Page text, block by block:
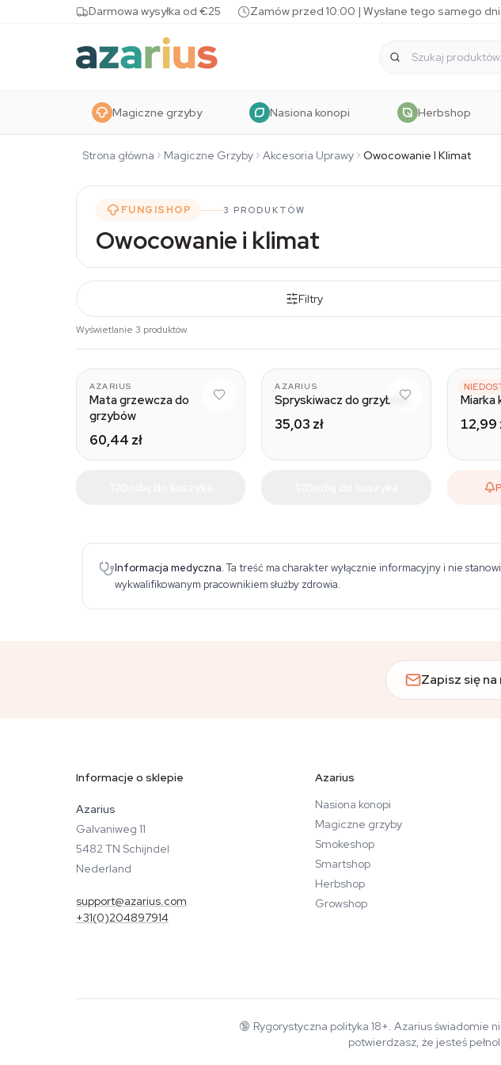
Skip to contentDarmowa wysyłka od €25 Zamów przed 10:00 | Wysłane tego samego
Magiczne grzyby Nasiona konopi Herbshop
Strona główna Magiczne Grzyby Akcesoria Uprawy Owocowanie I Klimat
FUNGISHOP 3 PRODUKTÓW
Owocowanie i klimat
Filtry
Wyświetlanie 3 produktów
AZARIUS
Mata grzewcza do
grzybów
60,44 zł
AZARIUS
Spryskiwacz do grzybów
35,03 zł
Miarka
12,99
Informacja medyczna. Ta treść ma charakter wyłącznie informacyjny i nie
wykwalifikowanym pracownikiem służby zdrowia.
Zapisz się
Informacje o sklepie
Azarius
Galvaniweg 11
5482 TN Schijndel
Nederland
support@azarius.com
+31(0)204897914
Azarius
Nasiona konopi
Magiczne grzyby
Smokeshop
Smartshop
Herbshop
Growshop
🔞 Rygorystyczna polityka 18+. Azarius świadomie
potwierdzasz, że jesteś